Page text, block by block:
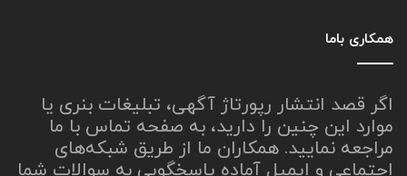
همکاری باما
اگر قصد انتشار رپورتاژ آگهی، تبلیغات بنری یا
موارد این چنین را دارید، به صفحه تماس با ما
مراجعه نمایید. همکاران ما از طریق شبکه‌های
اجتماعی و ایمیل آماده پاسخگویی به سوالات شما